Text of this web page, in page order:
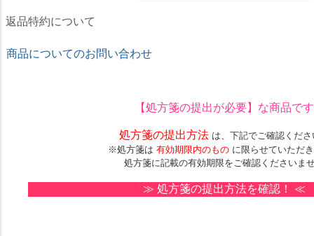
返品特約について
商品についてのお問い合わせ
【処方箋の提出が必要】 な商品です
処方箋の提出方法 は、下記でご確認くださ
※処方箋は 有効期限内のもの に限らせていただ
処方箋に記載の有効期限をご確認くださいま
≫ 処方箋の提出方法を確認！ ≪